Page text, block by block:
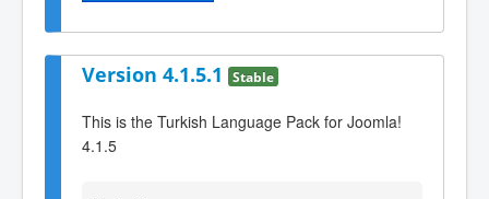
Version 4.1.5.1 Stable
This is the Turkish Language Pack for Joomla!
4.1.5